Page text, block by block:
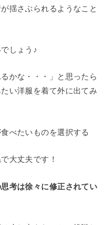
揺さぶられるようなこと
しょう♪
かな・・・」と思ったら
い洋服を着て外に出てみ
べたいものを選択する
大丈夫です！
考は徐々に修正されてい